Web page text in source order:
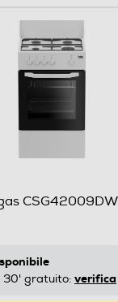
30' gratuito: verifica